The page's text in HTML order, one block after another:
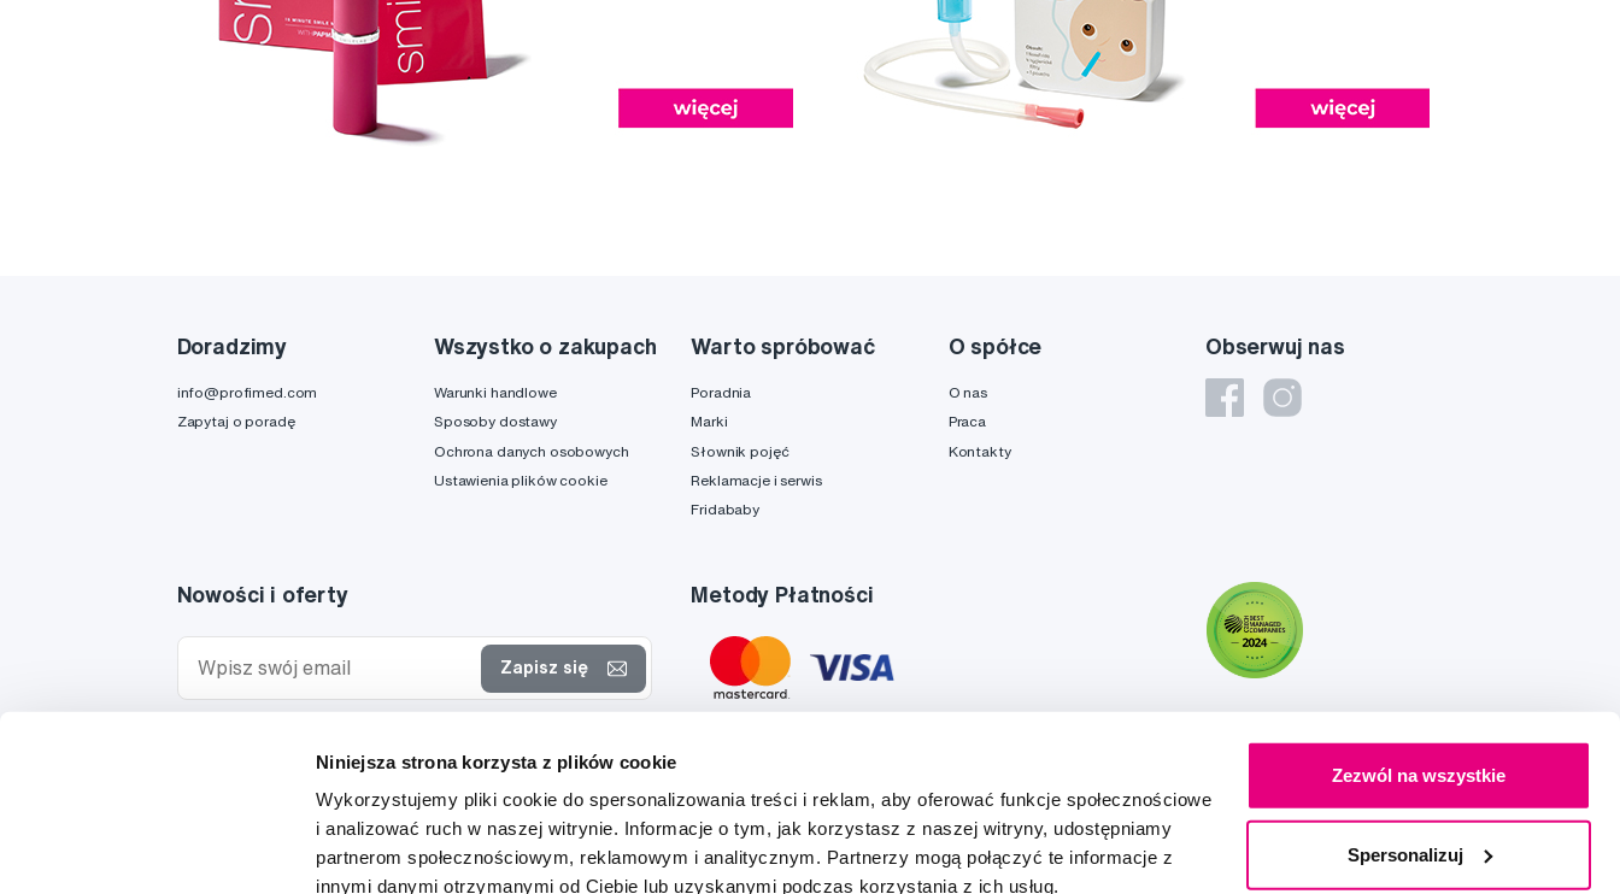
Niniejsza strona korzysta z plików cookie
Wykorzystujemy pliki cookie do spersonalizowania treści i reklam, aby oferować funkcje społecznościowe
i analizować ruch w naszej witrynie. Informacje o tym, jak korzystasz z naszej witryny, udostępniamy
partnerom społecznościowym, reklamowym i analitycznym. Partnerzy mogą połączyć te informacje z
innymi danymi otrzymanymi od Ciebie lub uzyskanymi podczas korzystania z ich usług.
Zezwól na wszystkie
Spersonalizuj
Obserwuj nas
Doradzimy
info@profimed.com
Zapytaj o poradę
Wszystko o zakupach
Warunki handlowe
Sposoby dostawy
Ochrona danych osobowych
Ustawienia plików cookie
Warto spróbować
Poradnia
Marki
Słownik pojęć
Reklamacje i serwis
Fridababy
O spółce
O nas
Praca
Kontakty
Nowości i oferty
Zapisz się
specjalnych i wyrażam zgodę naprzetwarzanie danych
w tym celu.
Metody Płatności
Tato stránka je chráněna službou reCAPTCHA a platí zdeZásady ochrany soukromí a